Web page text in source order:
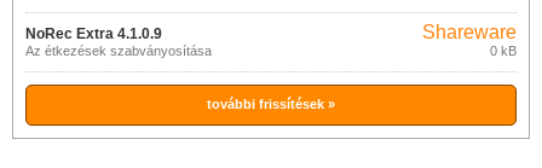
NoRec Extra 4.1.0.9
Az étkezések szabványosítása
Shareware
0 kB
további frissítések »